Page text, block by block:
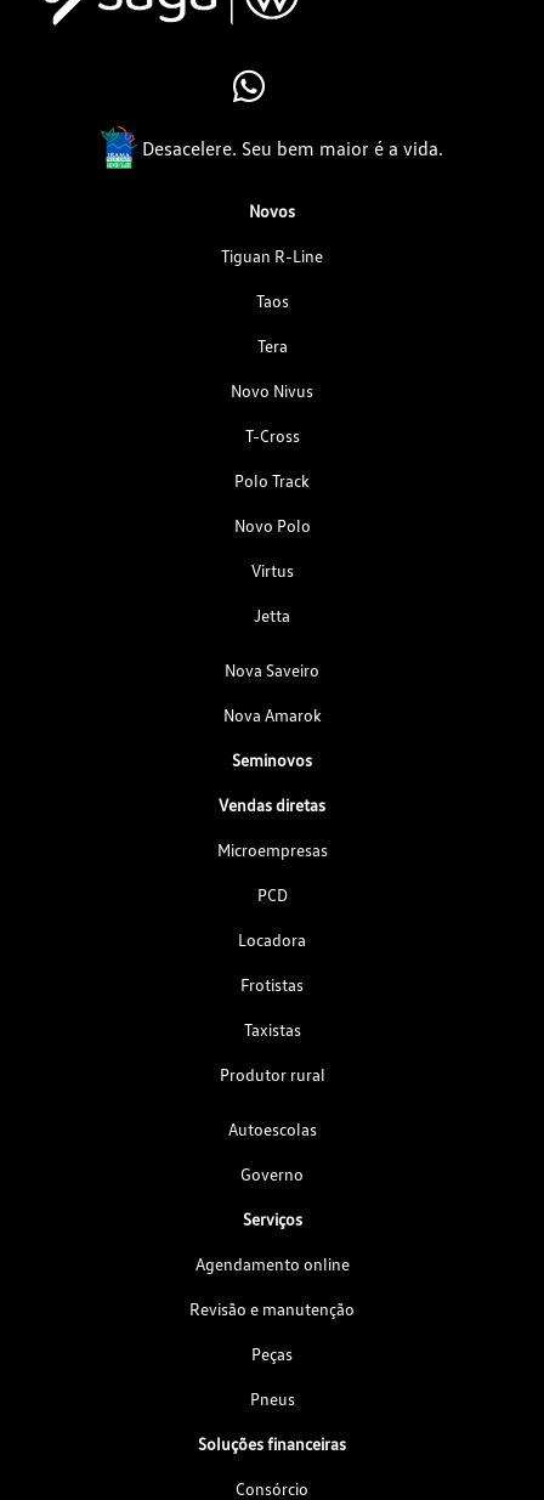
Desacelere. Seu bem maior é a vida.
Novos
Tiguan R-Line
Taos
Tera
Novo Nivus
T-Cross
Polo Track
Novo Polo
Virtus
Jetta
Nova Saveiro
Nova Amarok
Seminovos
Vendas diretas
Microempresas
PCD
Locadora
Frotistas
Taxistas
Produtor rural
Autoescolas
Governo
Serviços
Agendamento online
Revisão e manutenção
Peças
Pneus
Soluções financeiras
Consórcio